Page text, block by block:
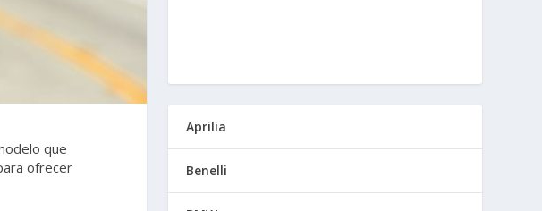
que
ofrecer
Aprilia
Benelli